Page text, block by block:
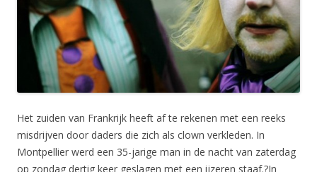
Het zuiden van Frankrijk heeft af te rekenen met een reeks
misdrijven door daders die zich als clown verkleden. In
Montpellier werd een 35-jarige man in de nacht van zaterdag
op zondag dertig keer geslagen met een ijzeren staaf.?In